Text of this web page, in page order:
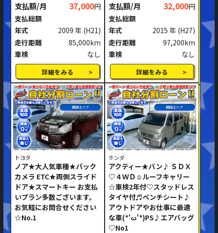
閉じる
支払額/月 37,000円
支払総額
年式
2009 年 (H21)
走行距離
85,000km
車検
なし
詳細をみる
支払額/月 32,000円
支払総額
年式
2015 年 (H27)
走行距離
97,200km
車検
なし
詳細をみる
関西エリア
トヨタ
ノア★大人気車種★バック
カメラ ETC★両側スライド
ドア★スマートキー お支払
いプラン多数ございます。
お気軽にお問合せください
☆No.1
関西エリア
ホンダ
アクティー★バン♪ ＳＤＸ
♡４ＷＤ☺ルーフキャリー
☆車検2年付♡スタッドレス
タイヤ付♬ベンチシート♪
アウトドアやお仕事に最適
な車(*'ω'*)PS♪エアバッグ
♡No1